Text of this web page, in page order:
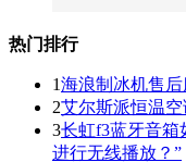
热门排行
1海浪制冰机售
2艾尔斯派恒温
3长虹f3蓝牙音箱
进行无线播放？”